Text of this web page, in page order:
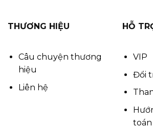
THƯƠNG HIỆU
Câu chuyện thương
hiệu
Liên hệ
HỖ
VIP
Đổi
toán